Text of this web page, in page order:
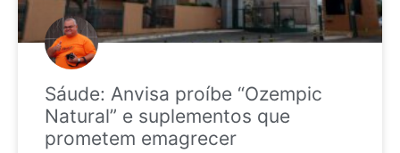
Sáude: Anvisa proíbe “Ozempic
Natural” e suplementos que
prometem emagrecer